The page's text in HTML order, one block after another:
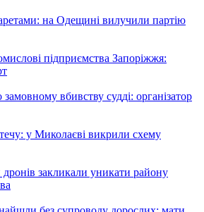
на Одещині вилучили партію
підприємства Запоріжжя:
вбивству судді: організатор
у Миколаєві викрили схему
закликали уникати району